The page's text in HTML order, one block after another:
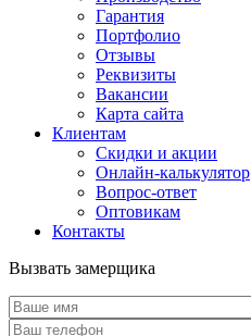
Гарантия
Портфолио
Отзывы
Реквизиты
Вакансии
Карта сайта
Клиентам
Скидки и акции
Онлайн-калькулятор
Вопрос-ответ
Оптовикам
Контакты
Вызвать замерщика